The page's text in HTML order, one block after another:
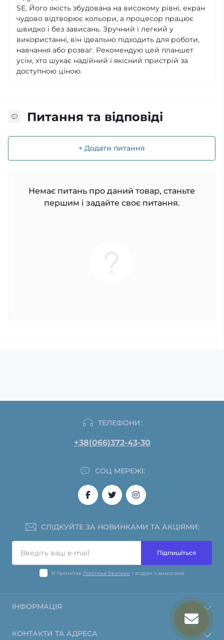
SE. Його якість збудована на високому рівні, екран
чудово відтворює кольори, а процесор працює
швидко і без зависань. Зручний і легкий у
використанні, він ідеально підходить для роботи,
навчання або розваг. Рекомендую цей планшет
усім, хто шукає надійний і якісний пристрій за
доступною ціною.
Питання та відповіді
+ Додати питання
Немає питань про даний товар, станьте
першим і задайте своє питання.
ТЕЛЕФОНИ:
+38(066)372-43-30
СОЦ МЕРЕЖІ:
СЛІДКУЙТЕ ЗА НОВИНКАМИ ТА АКЦІЯМИ:
Підпишіться
Я прочитав Політика безпеки і згоден з вимогами
ІНФОРМАЦІЯ
КОНТАКТИ ТА АДРЕСА